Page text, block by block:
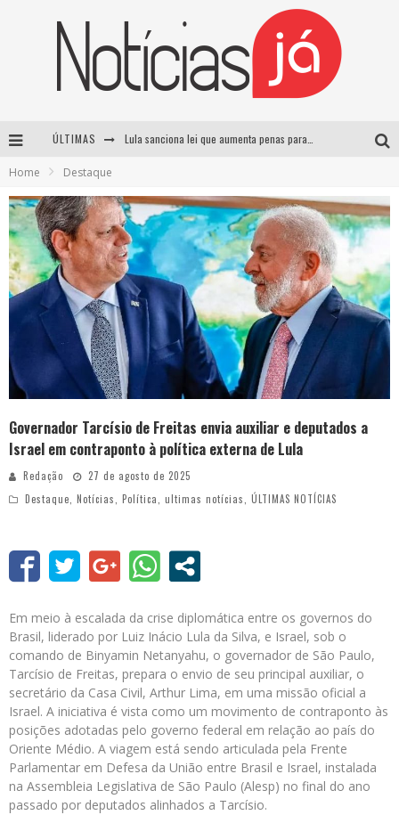
ÚLTIMAS
Operação prende dois suspeitos e cumpre mandados contra organização criminosa em Cajazeiras
Casamento de Davi Brito e Emilly Araújo está marcado para setembro e deve custar cerca de R$ 2 milhões
Home Destaque
Governador Tarcísio de Freitas envia auxiliar e deputados a
Israel em contraponto à política externa de Lula
Redação
27 de agosto de 2025
Destaque, Notícias, Política, ultimas notícias, ÚLTIMAS NOTÍCIAS
Em meio à escalada da crise diplomática entre os governos do
Brasil, liderado por Luiz Inácio Lula da Silva, e Israel, sob o
comando de Binyamin Netanyahu, o governador de São Paulo,
Tarcísio de Freitas, prepara o envio de seu principal auxiliar, o
secretário da Casa Civil, Arthur Lima, em uma missão oficial a
Israel. A iniciativa é vista como um movimento de contraponto às
posições adotadas pelo governo federal em relação ao país do
Oriente Médio. A viagem está sendo articulada pela Frente
Parlamentar em Defesa da União entre Brasil e Israel, instalada
na Assembleia Legislativa de São Paulo (Alesp) no final do ano
passado por deputados alinhados a Tarcísio.